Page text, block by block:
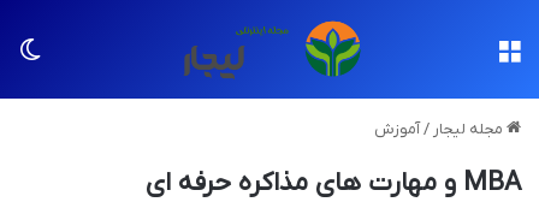
مجله لیجار /آموزش
MBA و مهارت های مذاکره حرفه ای